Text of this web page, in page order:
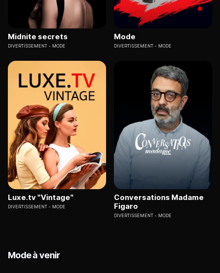
Midnite secrets
DIVERTISSEMENT MODE
Mode
DIVERTISSEMENT MODE
Luxe.tv "Vintage"
DIVERTISSEMENT MODE
Conversations Madame
Figaro
DIVERTISSEMENT MODE
Mode à venir